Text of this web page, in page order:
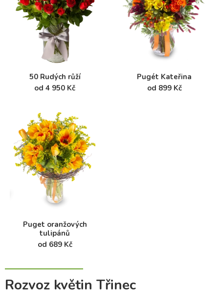
50 Rudých růží
od 4 950 Kč
Pugét Kateřina
od 899 Kč
Puget oranžových
tulipánů
od 689 Kč
Rozvoz květin Třinec